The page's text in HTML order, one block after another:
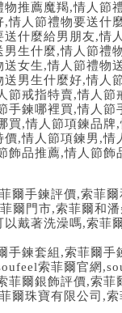
物推薦魔羯,情人節
,情人節禮物要送什
送什麼給男朋友,情
男生什麼,情人節禮
送女生,情人節禮物
送男生什麼好,情人
節戒指特賣,情人節
手鍊哪裡買,情人節
買,情人節項鍊品牌,
價,情人節項鍊男 ,情
飾品推薦,情人節飾
爾手鍊評價,索菲爾
爾門市,索菲爾和
以戴著洗澡嗎,索菲
手鍊套組 ,索菲爾手
索菲爾官網
菲爾銀飾評價,索菲
爾珠寶有限公司 ,索